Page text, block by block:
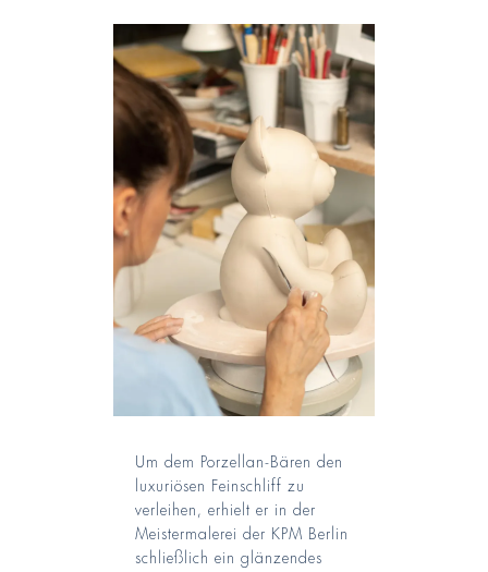
Um dem Porzellan-Bären den
luxuriösen Feinschliff zu
verleihen, erhielt er in der
Meistermalerei der KPM Berlin
schließlich ein glänzendes